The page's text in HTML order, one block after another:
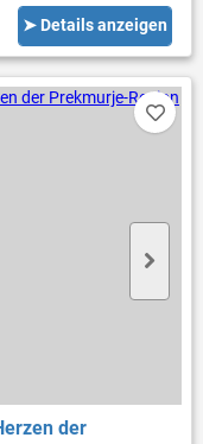
➤ Details anzeigen
der